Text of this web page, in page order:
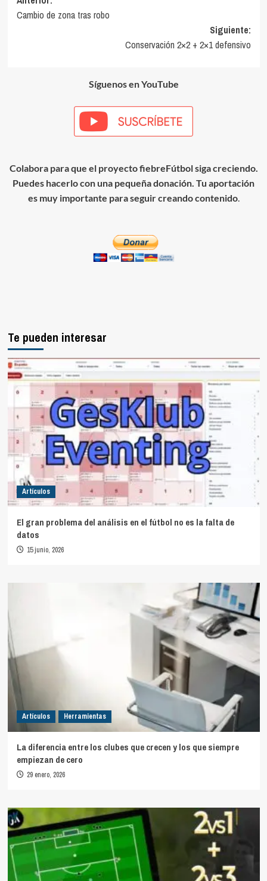
de
Cambio de zona tras robo
Siguiente:
Conservación 2×2 + 2×1 defensivo
Síguenos en YouTube
Colabora para que el proyecto fiebreFútbol siga creciendo.
Puedes hacerlo con una pequeña donación. Tu aportación
es muy importante para seguir creando contenido.
Te pueden interesar
Artículos
El gran problema del análisis en el fútbol no es la falta de
datos
15 junio, 2026
Artículos Herramientas
La diferencia entre los clubes que crecen y los que siempre
empiezan de cero
29 enero, 2026